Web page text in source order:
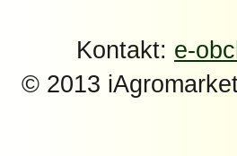
Kontakt: e-
© 2013